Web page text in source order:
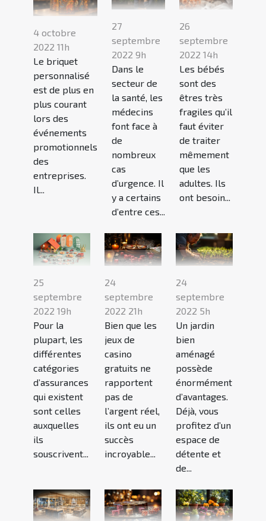
4 octobre
2022 11h
Le briquet
personnalisé
est de plus en
plus courant
lors des
événements
promotionnels
des
entreprises.
Il...
27
septembre
2022 9h
Dans le
secteur de
la santé, les
médecins
font face à
de
nombreux
cas
d’urgence. Il
y a certains
d’entre ces...
26
septembre
2022 14h
Les bébés
sont des
êtres très
fragiles qu’il
faut éviter
de traiter
mêmement
que les
adultes. Ils
ont besoin...
25
septembre
2022 19h
Pour la
plupart, les
différentes
catégories
d’assurances
qui existent
sont celles
auxquelles
ils
souscrivent...
24
septembre
2022 21h
Bien que les
jeux de
casino
gratuits ne
rapportent
pas de
l’argent réel,
ils ont eu un
succès
incroyable...
24
septembre
2022 5h
Un jardin
bien
aménagé
possède
énormément
d’avantages.
Déjà, vous
profitez d’un
espace de
détente et
de...